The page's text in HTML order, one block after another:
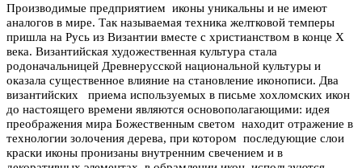
Производимые предприятием иконы уникальны и не имеют
аналогов в мире. Так называемая техника желтковой темперы
пришла на Русь из Византии вместе с христианством в конце Х
века. Византийская художественная культура стала
родоначальницей Древнерусской национальной культуры и
оказала существенное влияние на становление иконописи. Два
византийских приема используемых в письме хохломских икон
до настоящего времени являются основополагающими: идея
преображения мира Божественным светом находит отражение в
технологии золочения дерева, при котором последующие слои
краски иконы пронизаны внутренним свечением и в